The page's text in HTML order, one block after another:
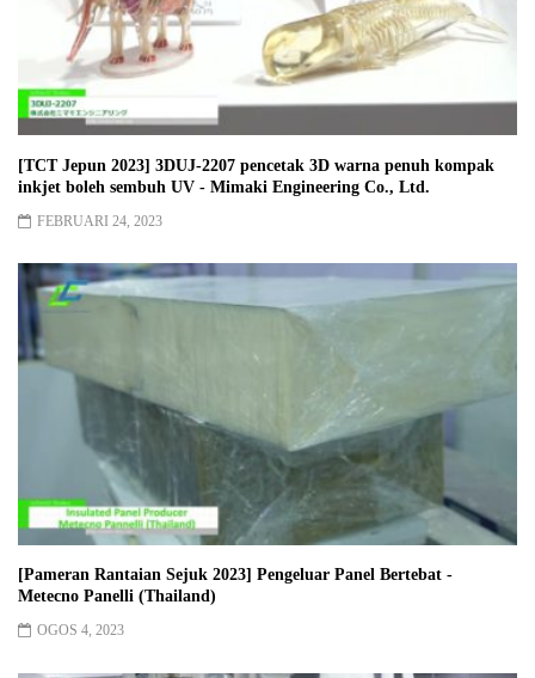
[TCT Jepun 2023] 3DUJ-2207 pencetak 3D warna penuh kompak
inkjet boleh sembuh UV - Mimaki Engineering Co., Ltd.
FEBRUARI 24, 2023
[Pameran Rantaian Sejuk 2023] Pengeluar Panel Bertebat -
Metecno Panelli (Thailand)
OGOS 4, 2023